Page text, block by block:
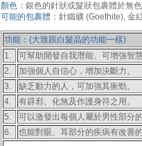
顏色： 銀色的針狀或髮狀包裹體於無
可能的包裹體： 針鐵礦 (Goethite), 金
功能：(大致跟白髮晶的功能一樣)
1.
可幫助開發自我潛能、可增強智
2.
加強個人自信心，增加決斷力。
3.
缺乏動力的人，可加強其衝勁。
4.
有辟邪、化煞及作護身符之用。
5.
可以激發出每個人屬於男性部分
6.
也能對眼、耳部分的疾病有改善